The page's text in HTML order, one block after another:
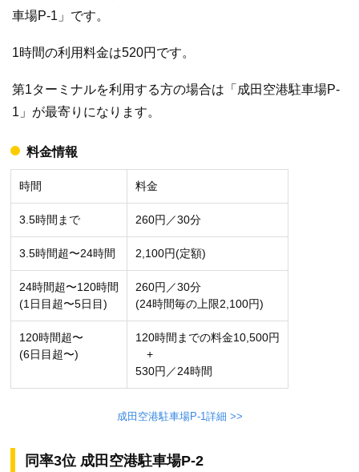
車場P-1」です。
1時間の利用料金は520円です。
第1ターミナルを利用する方の場合は「成田空港駐車場P-
1」が最寄りになります。
料金情報
時間 料金
3.5時間まで 260円／30分
3.5時間超〜24時間 2,100円(定額)
24時間超〜120時間
(1日目超〜5日目)
260円／30分
(24時間毎の上限2,100円)
120時間超〜
(6日目超〜)
120時間までの料金10,500円
+
530円／24時間
成田空港駐車場P-1詳細 >>
同率3位 成田空港駐車場P-2